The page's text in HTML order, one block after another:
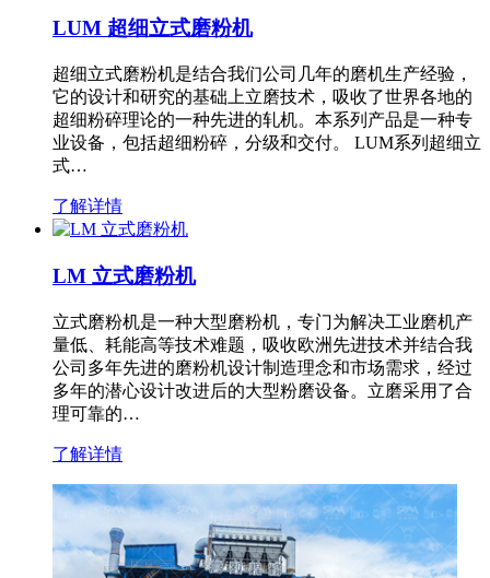
LUM 超细立式磨粉机
超细立式磨粉机是结合我们公司几年的磨机生产经验，
它的设计和研究的基础上立磨技术，吸收了世界各地的
超细粉碎理论的一种先进的轧机。本系列产品是一种专
业设备，包括超细粉碎，分级和交付。 LUM系列超细立
式…
了解详情
LM 立式磨粉机
立式磨粉机是一种大型磨粉机，专门为解决工业磨机产
量低、耗能高等技术难题，吸收欧洲先进技术并结合我
公司多年先进的磨粉机设计制造理念和市场需求，经过
多年的潜心设计改进后的大型粉磨设备。立磨采用了合
理可靠的…
了解详情